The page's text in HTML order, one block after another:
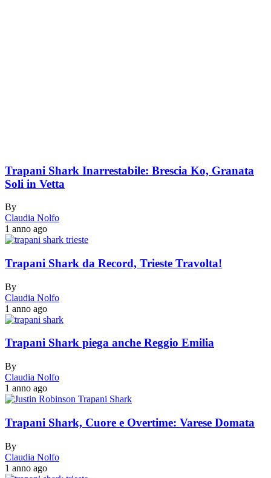
Trapani Shark Inarrestabile: Brescia Ko, Granata
Soli in Vetta
By
Claudia Nolfo
1 anno ago
Trapani Shark da Record, Trieste Travolta!
By
Claudia Nolfo
1 anno ago
Trapani Shark piega anche Reggio Emilia
By
Claudia Nolfo
1 anno ago
Trapani Shark, Cuore e Overtime: Varese Domata
By
Claudia Nolfo
1 anno ago